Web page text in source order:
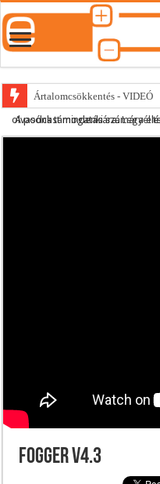
Ártalomcsökkentés - VIDEÓ
E-cigi használati szokások
A podcast mindenki számára elérhető, de ehhez szükség van minél több olvasónk támogatására.Legyél
Fogger v4.3